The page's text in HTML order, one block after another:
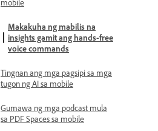
mobile
Makakuha ng mabilis na
insights gamit ang hands-free
voice commands
Tingnan ang mga pagsipi sa mga
tugon ng AI sa mobile
Gumawa ng mga podcast mula
sa PDF Spaces sa mobile